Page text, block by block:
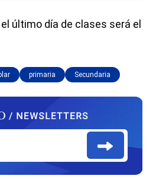
último día de clases será el
primaria Secundaria